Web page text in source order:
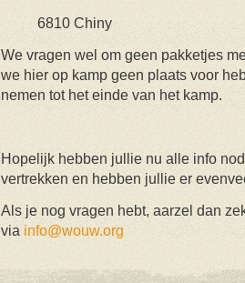
6810 Chiny
We vragen wel om geen pakketjes
we hier op kamp geen plaats voor
nemen tot het einde van het kamp.
Hopelijk hebben jullie nu alle info
vertrekken en hebben jullie er
Als je nog vragen hebt, aarzel dan
via info@wouw.org